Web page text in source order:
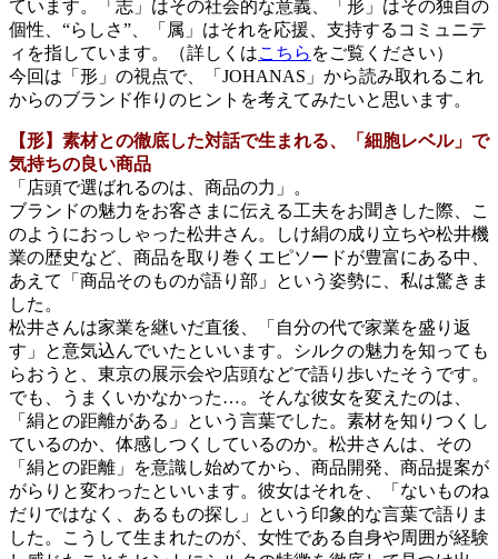
ています。「志」はその社会的な意義、「形」はその独自の
個性、“らしさ”、「属」はそれを応援、支持するコミュニテ
ィを指しています。（詳しくはこちら をご覧ください）
今回は「形」の視点で、「JOHANAS」から読み取れるこれ
からのブランド作りのヒントを考えてみたいと思います。
【形】素材との徹底した対話で生まれる、「細胞レベル」で
気持ちの良い商品
「店頭で選ばれるのは、商品の力」。
ブランドの魅力をお客さまに伝える工夫をお聞きした際、こ
のようにおっしゃった松井さん。しけ絹の成り立ちや松井機
業の歴史など、商品を取り巻くエピソードが豊富にある中、
あえて「商品そのものが語り部」という姿勢に、私は驚きま
した。
松井さんは家業を継いだ直後、「自分の代で家業を盛り返
す」と意気込んでいたといいます。シルクの魅力を知っても
らおうと、東京の展示会や店頭などで語り歩いたそうです。
でも、うまくいかなかった…。そんな彼女を変えたのは、
「絹との距離がある」という言葉でした。素材を知りつくし
ているのか、体感しつくしているのか。松井さんは、その
「絹との距離」を意識し始めてから、商品開発、商品提案が
がらりと変わったといいます。彼女はそれを、「ないものね
だりではなく、あるもの探し」という印象的な言葉で語りま
した。こうして生まれたのが、女性である自身や周囲が経験